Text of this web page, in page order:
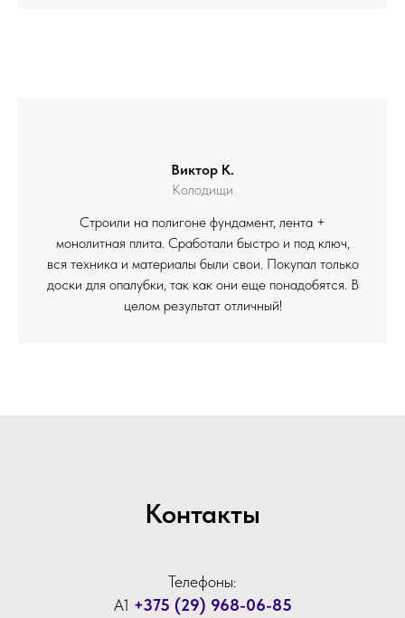
Виктор К.
Колодищи
Строили на полигоне фундамент, лента +
монолитная плита. Сработали быстро и под ключ,
вся техника и материалы были свои. Покупал только
доски для опалубки, так как они еще понадобятся. В
целом результат отличный!
Контакты
Телефоны:
А1 +375 (29) 968-06-85